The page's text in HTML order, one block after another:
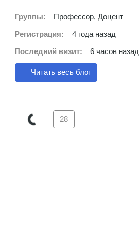
Группы:
Профессор, Доцент
Регистрация:
4 года назад
Последний визит:
6 часов назад
Читать весь блог
28